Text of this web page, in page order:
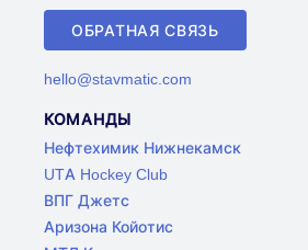
ОБРАТНАЯ СВЯЗЬ
hello@stavmatic.com
КОМАНДЫ
Нефтехимик Нижнекамск
UTA Hockey Club
ВПГ Джетс
Аризона Койотис